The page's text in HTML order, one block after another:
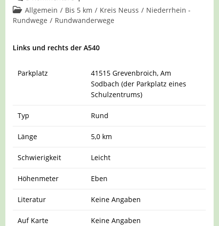
Kommentare:
Beitrags-
Kategorie:
Allgemein / Bis 5 km / Kreis Neuss / Niederrhein -
Rundwege / Rundwanderwege
Links und rechts der A540
Parkplatz
41515 Grevenbroich, Am
Sodbach (der Parkplatz eines
Schulzentrums)
Typ Rund
Länge 5,0 km
Schwierigkeit Leicht
Höhenmeter Eben
Literatur Keine Angaben
Auf Karte Keine Angaben